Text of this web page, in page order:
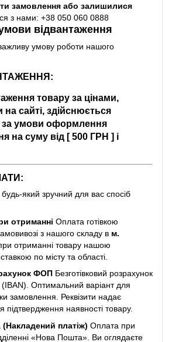
замовлення або залишилися
з нами: +38 050 060 0888
відвантаження
умову роботи нашого
товару за цінами,
на сайті, здійснюється
умови оформлення
на суму від [ 500 ГРН ] і
який зручний для вас спосіб
отриманні Оплата готівкою
з нашого складу в м.
отриманні товару нашою
по місту та області.
ФОП Безготівковий розрахунок
(IBAN). Оптимальний варіант для
замовлення. Реквізити надає
підтвердження наявності товару.
(Накладений платіж) Оплата при
«Нова Пошта». Ви оглядаєте